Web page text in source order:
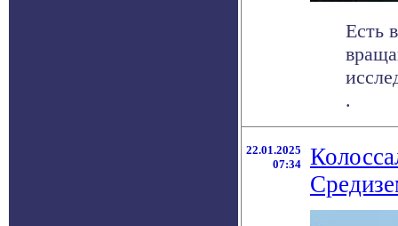
Есть
.
22.01.2025
07:34